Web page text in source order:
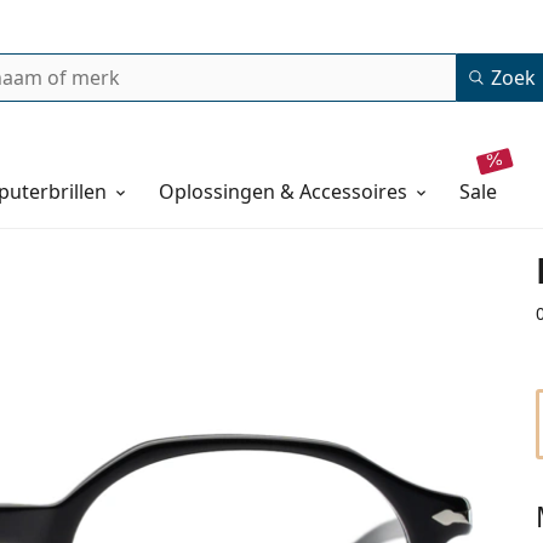
Zoek
Oplossingen & Accessoires sale